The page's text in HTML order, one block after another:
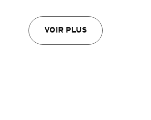
VOIR PLUS